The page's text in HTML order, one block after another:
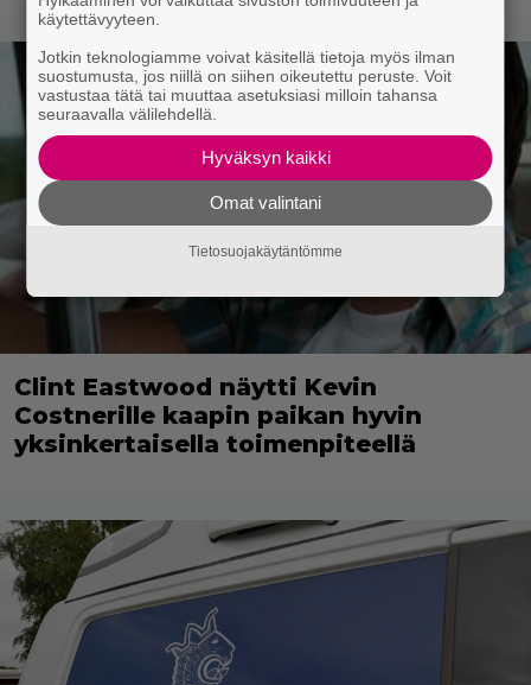
Clint Eastwood näytti Kevin
Costnerille kaapin paikan hyvin
yksinkertaisella toimenpiteellä
käytettävyyteen.
Jotkin teknologiamme voivat käsitellä tietoja myös ilman
suostumusta, jos niillä on siihen oikeutettu peruste. Voit
vastustaa tätä tai muuttaa asetuksiasi milloin tahansa
seuraavalla välilehdellä.
Hyväksyn kaikki
Omat valintani
Tietosuojakäytäntömme